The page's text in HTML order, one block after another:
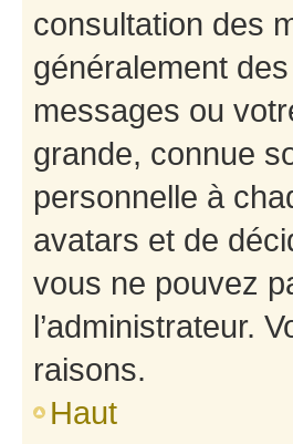
consultation des
généralement
messages ou
grande, connue
personnelle à
avatars et de
vous ne pouvez
l’administrateur.
raisons.
Haut